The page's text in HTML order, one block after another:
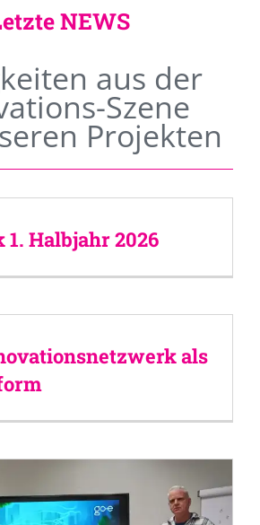
NEWS
aus der
Szene
Projekten
Halbjahr 2026
als